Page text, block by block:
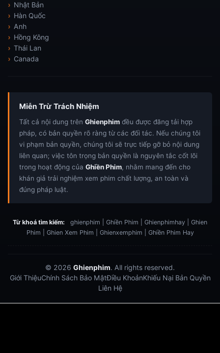
Nhật Bản
Hàn Quốc
Anh
Hồng Kông
Thái Lan
Canada
Miễn Trừ Trách Nhiệm
Tất cả nội dung trên Ghienphim đều được đăng tải hợp
pháp, có bản quyền rõ ràng từ các đối tác. Nếu chúng tôi
vi phạm bản quyền, chúng tôi sẽ trực tiếp gỡ bỏ nội dung
liên quan; việc tôn trọng bản quyền là nguyên tắc cốt lõi
trong hoạt động của Ghiền Phim, nhằm mang đến cho
khán giả trải nghiệm xem phim chất lượng, an toàn và
đúng pháp luật.
Từ khoá tìm kiếm:
ghienphim | Ghiền Phim | Ghienphimhay | Ghien
Phim | Ghien Xem Phim | Ghienxemphim | Ghiền Phim Hay
© 2026 Ghienphim. All rights reserved.
Giới ThiệuChính Sách Bảo MậtĐiều KhoảnKhiếu Nại Bản Quyền
Liên Hệ